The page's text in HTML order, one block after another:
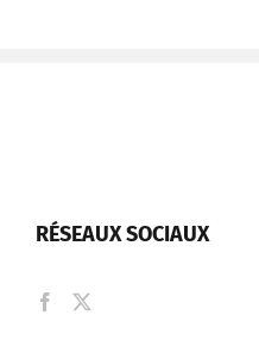
RÉSEAUX SOCIAUX